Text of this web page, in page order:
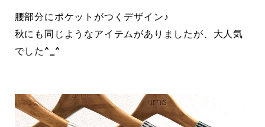
腰部分にポケットがつくデザイン♪
秋にも同じようなアイテムがありましたが、大人気
でした^_^